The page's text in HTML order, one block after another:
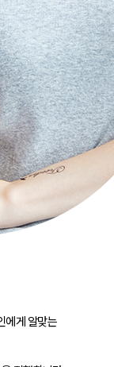
에게 알맞는